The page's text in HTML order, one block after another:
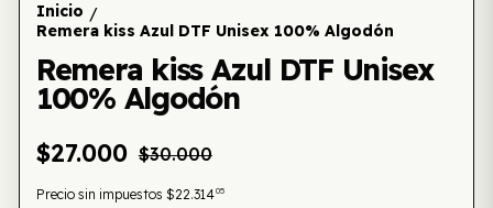
Inicio /
Remera kiss Azul DTF Unisex 100% Algodón
Remera kiss Azul DTF Unisex
100% Algodón
$27.000 $30.000
Precio sin impuestos $22.31405